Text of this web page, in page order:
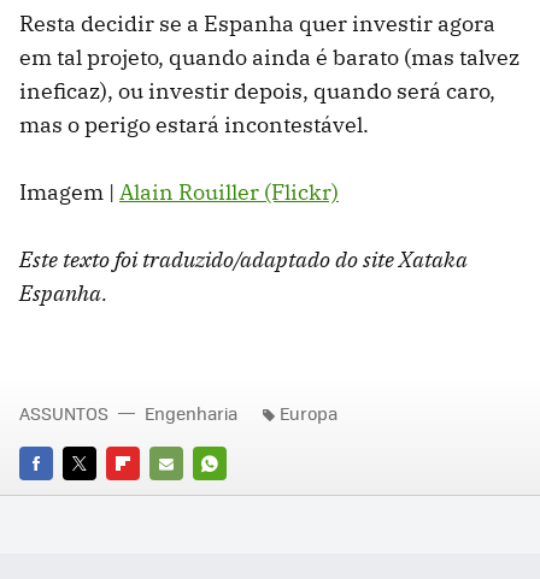
Resta decidir se a Espanha quer investir agora
em tal projeto, quando ainda é barato (mas talvez
ineficaz), ou investir depois, quando será caro,
mas o perigo estará incontestável.
Imagem | Alain Rouiller (Flickr)
Este texto foi traduzido/adaptado do site Xataka
Espanha.
FACEBOOK
TWITTERFLIPBOARD
E-
WHATSAPP
ASSUNTOS Engenharia Europa